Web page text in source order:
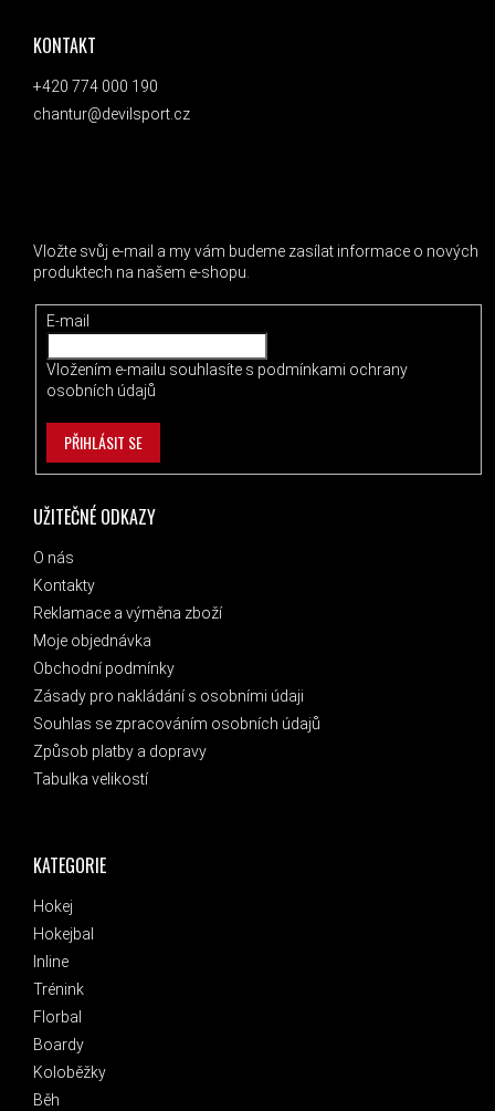
KATEGORIE
Hokej
Hokejbal
Inline
Trénink
Florbal
Boardy
Koloběžky
Běh
UŽITEČNÉ ODKAZY
O nás
Kontakty
Reklamace a výměna zboží
Moje objednávka
Obchodní podmínky
Zásady pro nakládání s osobními údaji
Souhlas se zpracováním osobních údajů
Způsob platby a dopravy
Tabulka velikostí
KONTAKT
+420 774 000 190
chantur@devilsport.cz
Vložte svůj e-mail a my vám budeme zasílat informace o nových
produktech na našem e-shopu.
E-mail
Vložením e-mailu souhlasíte s podmínkami ochrany
osobních údajů
PŘIHLÁSIT SE